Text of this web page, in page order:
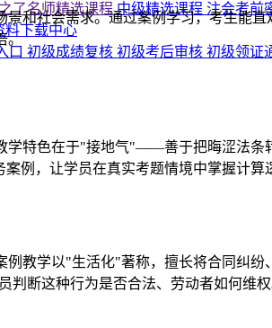
之了名师精选课程中级精选课程 注会考前
料下载中心
口 初级成绩复核 初级考后审核 初级领证
景和社会需求。通过案例学习，考生
。
学特色在于"接地气"——善于把晦涩法
例，让学员在真实考题情境中掌握计
例教学以"生活化"著称，擅长将合同纠
断这种行为是否合法、劳动者如何维